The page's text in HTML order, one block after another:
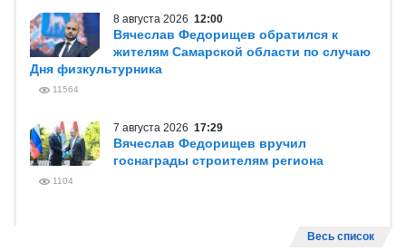
8 августа 2026 12:00
Вячеслав Федорищев обратился к
жителям Самарской области по случаю
Дня физкультурника
11564
7 августа 2026 17:29
Вячеслав Федорищев вручил
госнаграды строителям региона
1104
Весь список